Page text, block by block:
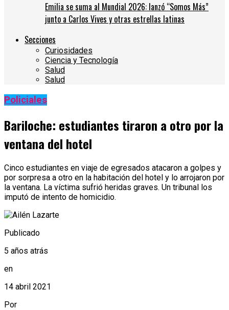
Emilia se suma al Mundial 2026: lanzó “Somos Más”
junto a Carlos Vives y otras estrellas latinas
Secciones
Curiosidades
Ciencia y Tecnología
Salud
Salud
Policiales
Bariloche: estudiantes tiraron a otro por la
ventana del hotel
Cinco estudiantes en viaje de egresados atacaron a golpes y
por sorpresa a otro en la habitación del hotel y lo arrojaron por
la ventana. La víctima sufrió heridas graves. Un tribunal los
imputó de intento de homicidio.
Publicado
5 años atrás
en
14 abril 2021
Por